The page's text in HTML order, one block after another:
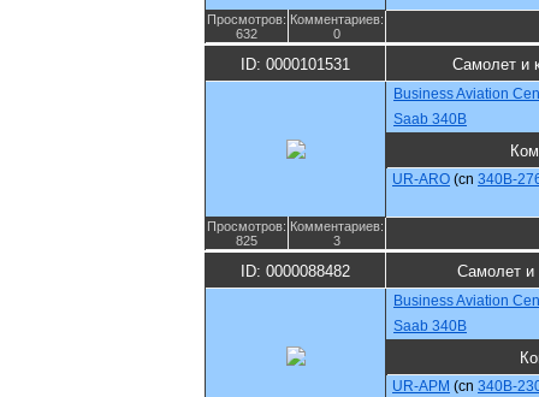
Просмотров:
632
Комментариев:
0
ID: 0000101531 Самолет и
Business Aviation
Saab 340B
UR-ARO (cn 340B-
Просмотров:
825
Комментариев:
3
ID: 0000088482 Самолет и
Business Aviation
Saab 340B
UR-APM (cn 340B-